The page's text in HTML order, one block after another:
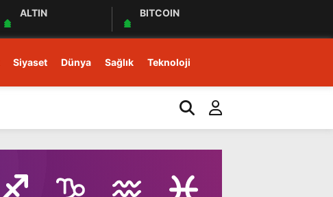
ALTIN BITCOIN
Siyaset Dünya Sağlık Teknoloji
15:21 Kars Gravyerinin